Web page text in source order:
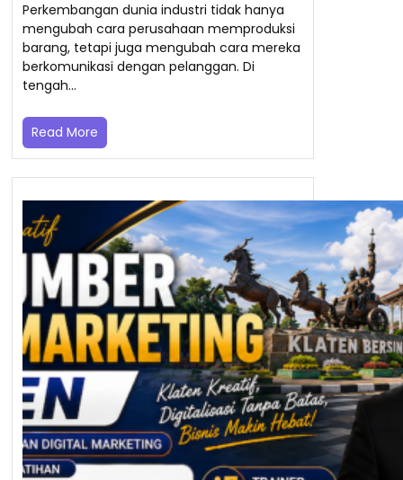
Perkembangan dunia industri tidak hanya
mengubah cara perusahaan memproduksi
barang, tetapi juga mengubah cara mereka
berkomunikasi dengan pelanggan. Di
tengah…
Read More